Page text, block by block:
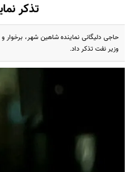
تذکر
وزیر نفت تذکر داد.